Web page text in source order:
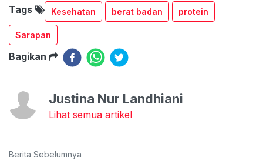
Tags
Kesehatan berat badan protein
Sarapan
Bagikan
Justina Nur Landhiani
Lihat semua artikel
Berita Sebelumnya